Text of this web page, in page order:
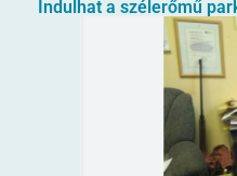
Indulhat a szélerőmű